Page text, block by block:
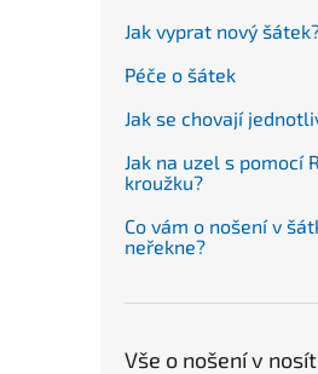
Jak vyprat nový
Péče o šátek
Jak se chovají
Jak na uzel s pomocí
kroužku?
Co vám o nošení v
neřekne?
Vše o nošení v